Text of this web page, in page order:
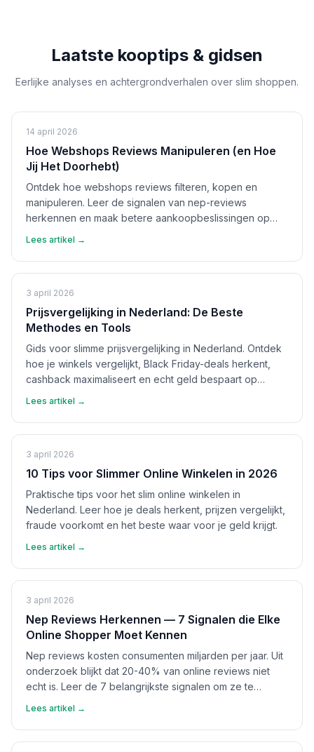
Laatste kooptips & gidsen
Eerlijke analyses en achtergrondverhalen over slim shoppen.
14 april 2026
Hoe Webshops Reviews Manipuleren (en Hoe
Jij Het Doorhebt)
Ontdek hoe webshops reviews filteren, kopen en
manipuleren. Leer de signalen van nep-reviews
herkennen en maak betere aankoopbeslissingen op
Lees artikel →
3 april 2026
Prijsvergelijking in Nederland: De Beste
Methodes en Tools
Gids voor slimme prijsvergelijking in Nederland. Ontdek
hoe je winkels vergelijkt, Black Friday-deals herkent,
cashback maximaliseert en echt geld bespaart op
Lees artikel →
3 april 2026
10 Tips voor Slimmer Online Winkelen in 2026
Praktische tips voor het slim online winkelen in
Nederland. Leer hoe je deals herkent, prijzen vergelijkt,
fraude voorkomt en het beste waar voor je geld krijgt.
Lees artikel →
3 april 2026
Nep Reviews Herkennen — 7 Signalen die Elke
Online Shopper Moet Kennen
Nep reviews kosten consumenten miljarden per jaar. Uit
onderzoek blijkt dat 20-40% van online reviews niet
echt is. Leer de 7 belangrijkste signalen om ze te
Lees artikel →